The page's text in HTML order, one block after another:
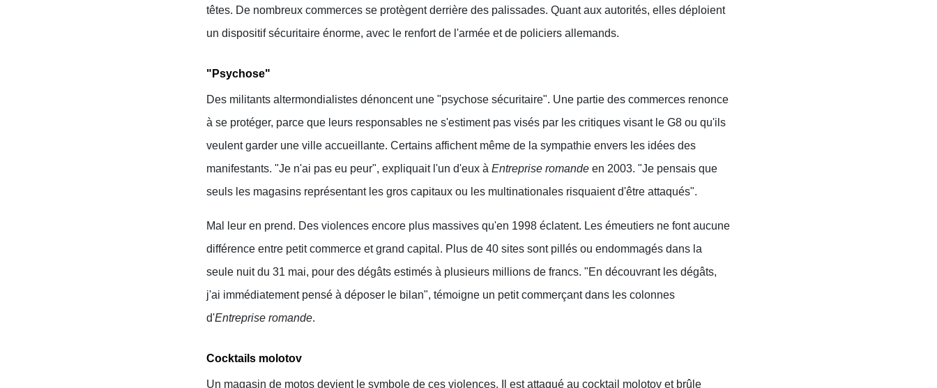
têtes. De nombreux commerces se protègent derrière des palissades. Quant aux autorités, elles déploient
un dispositif sécuritaire énorme, avec le renfort de l'armée et de policiers allemands.
"Psychose"
Des militants altermondialistes dénoncent une "psychose sécuritaire". Une partie des commerces renonce
à se protéger, parce que leurs responsables ne s'estiment pas visés par les critiques visant le G8 ou qu'ils
veulent garder une ville accueillante. Certains affichent même de la sympathie envers les idées des
manifestants. "Je n'ai pas eu peur", expliquait l'un d'eux à Entreprise romande en 2003. "Je pensais que
seuls les magasins représentant les gros capitaux ou les multinationales risquaient d'être attaqués".
Mal leur en prend. Des violences encore plus massives qu'en 1998 éclatent. Les émeutiers ne font aucune
différence entre petit commerce et grand capital. Plus de 40 sites sont pillés ou endommagés dans la
seule nuit du 31 mai, pour des dégâts estimés à plusieurs millions de francs. "En découvrant les dégâts,
j'ai immédiatement pensé à déposer le bilan", témoigne un petit commerçant dans les colonnes
d'Entreprise romande.
Cocktails molotov
Un magasin de motos devient le symbole de ces violences. Il est attaqué au cocktail molotov et brûle